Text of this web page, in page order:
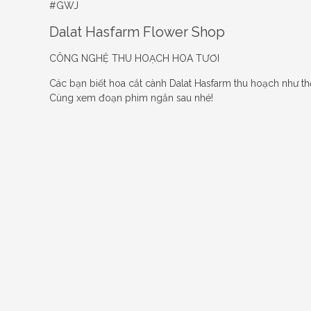
#GWJ
Dalat Hasfarm Flower Shop
CÔNG NGHỆ THU HOẠCH HOA TƯƠI
Các bạn biết hoa cắt cành Dalat Hasfarm thu hoạch như
Cùng xem đoạn phim ngắn sau nhé!